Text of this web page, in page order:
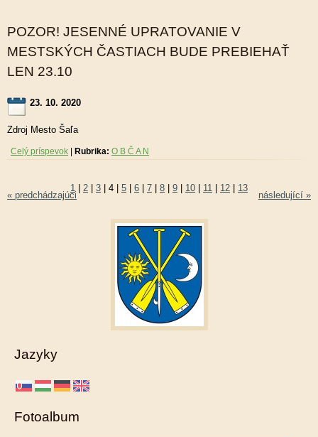
POZOR! JESENNÉ UPRATOVANIE V
MESTSKÝCH ČASTIACH BUDE PREBIEHAŤ
LEN 23.10
23. 10. 2020
Zdroj Mesto Šaľa
Celý príspevok Rubrika: O B Č A N
« predchádzajúci
1 2 3 4 5 6 7 8 9 10 11 12 13
následující »
Jazyky
Fotoalbum